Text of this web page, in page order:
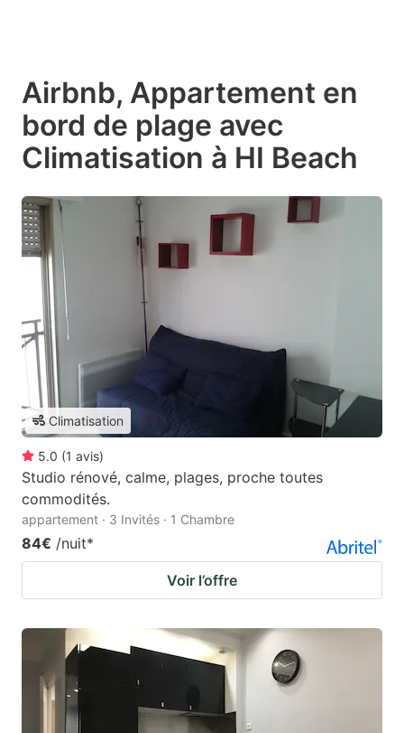
Airbnb, Appartement en
bord de plage avec
Climatisation à HI Beach
Climatisation
5.0 (1 avis)
Studio rénové, calme, plages, proche toutes
commodités.
appartement · 3 Invités · 1 Chambre
84€ /nuit*
Voir l’offre